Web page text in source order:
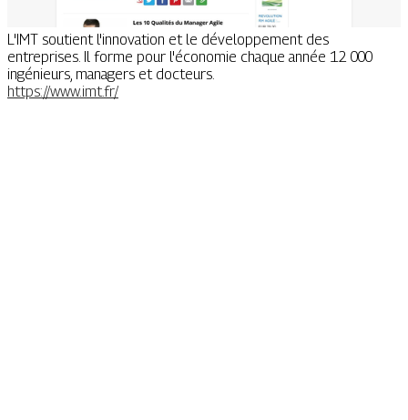
L'IMT soutient l'innovation et le développement des
entreprises. Il forme pour l'économie chaque année 12 000
ingénieurs, managers et docteurs.
https://www.imt.fr/